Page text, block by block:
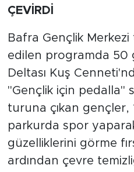
ÇEVİRDİ
Bafra Gençlik
edilen programda 50
Deltası Kuş
"Gençlik için pedalla"
turuna çıkan gençler,
parkurda spor
güzelliklerini görme
ardından çevre